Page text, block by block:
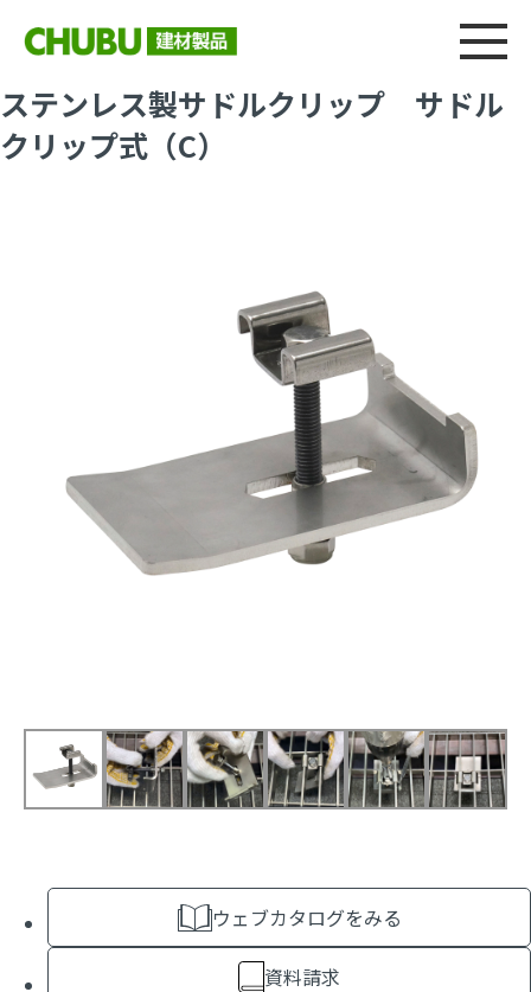
総合
ステンレス製サドルクリップ サドル
クリップ式（C）
ウェブカタログをみる
資料請求